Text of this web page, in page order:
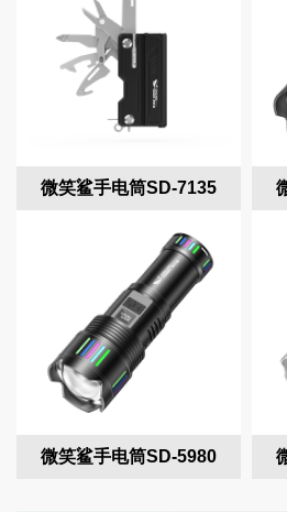
微笑鲨手电筒SD-7135
微笑鲨手电筒SD-5980